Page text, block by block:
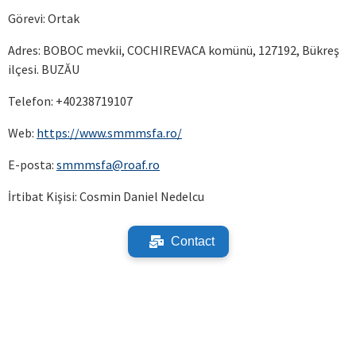
Görevi: Ortak
Adres: BOBOC mevkii, COCHIREVACA komünü, 127192, Bükreş
ilçesi. BUZĂU
Telefon: +40238719107
Web: https://www.smmmsfa.ro/
E-posta: smmmsfa@roaf.ro
İrtibat Kişisi: Cosmin Daniel Nedelcu
Contact